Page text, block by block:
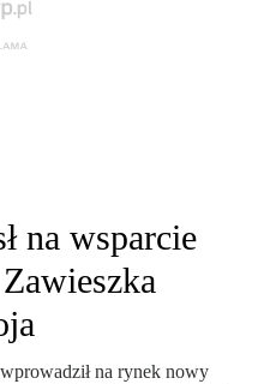
na wsparcie
na rynek nowy